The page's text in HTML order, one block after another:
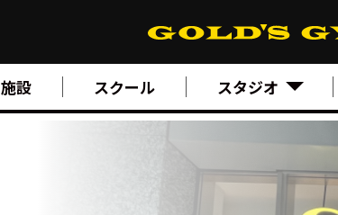
施設 スクール スタジオ